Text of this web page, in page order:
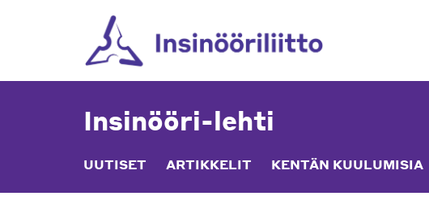
Insinööri-lehti
UUTISET ARTIKKELIT KENTÄN KUULUMISIA